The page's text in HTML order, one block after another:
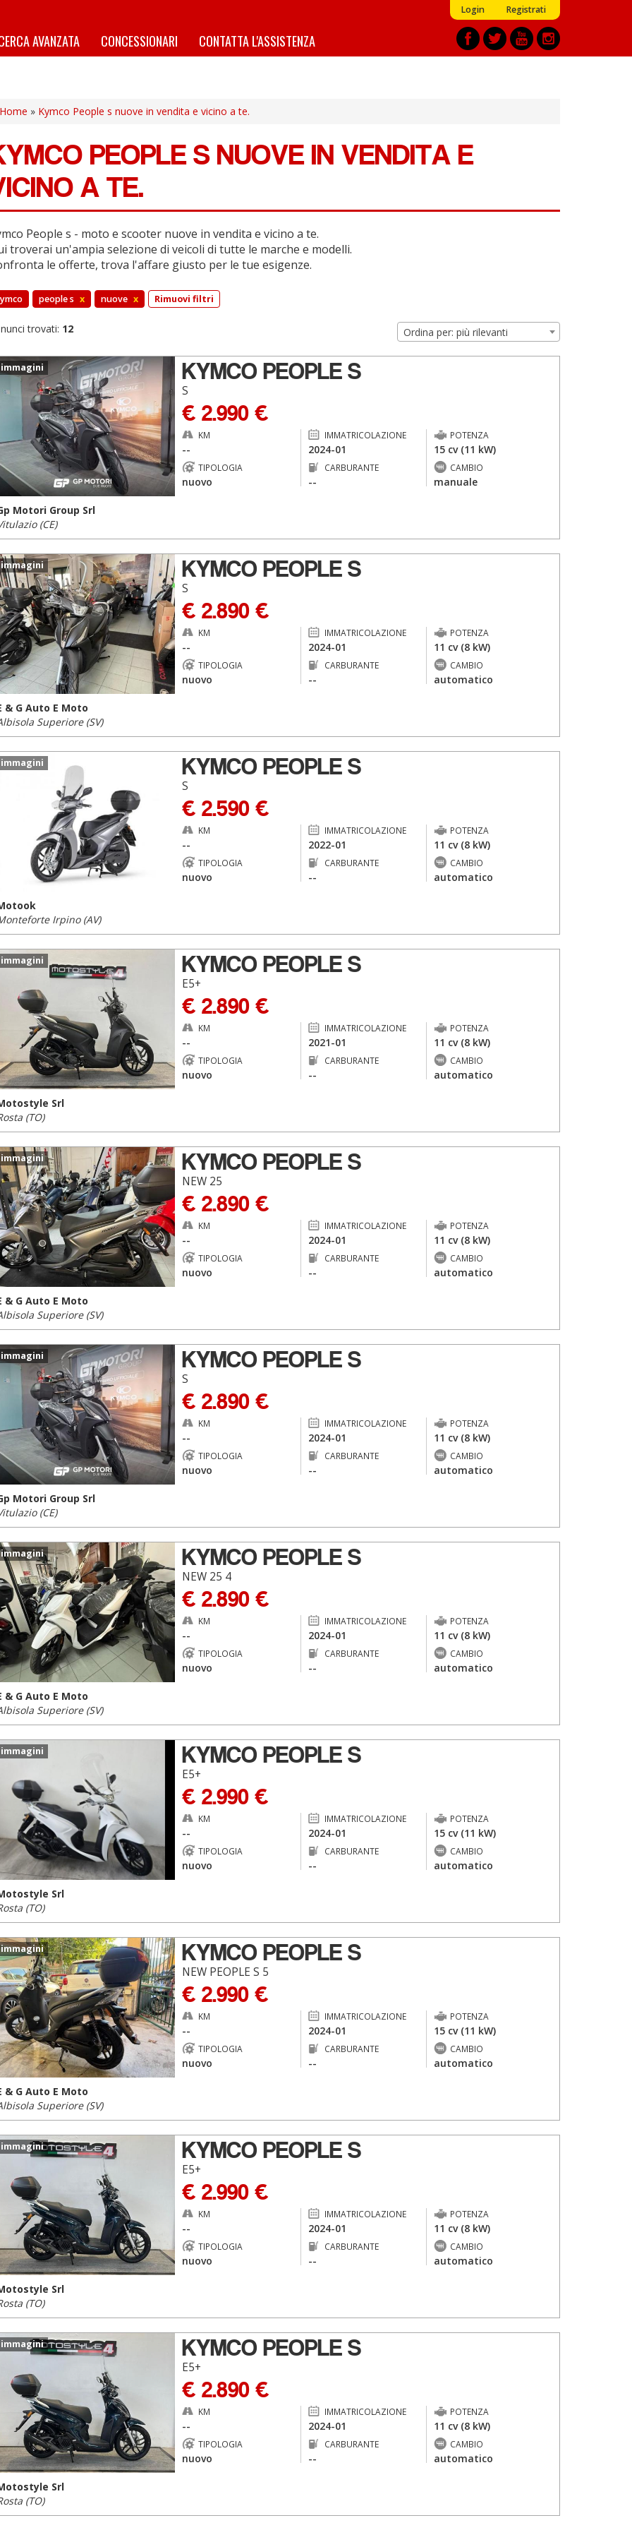
Login Registrati
AVANZATA CONCESSIONARI CONTATTA L'ASSISTENZA
Home » Kymco People s nuove in vendita e vicino a te.
PEOPLE S NUOVE IN VENDITA E
A TE.
People s - moto e scooter nuove in vendita e vicino a te.
troverai un'ampia selezione di veicoli di tutte le marche e modelli.
le offerte, trova l'affare giusto per le tue esigenze.
people s x nuove x Rimuovi filtri
trovati: 12 Ordina per: più rilevanti
immagini KYMCO PEOPLE S
S
€ 2.990 €
KM
--
IMMATRICOLAZIONE
2024-01
POTENZA
15 cv (11 kW)
TIPOLOGIA
nuovo
CARBURANTE
--
CAMBIO
manuale
Motori Group Srl
(CE)
immagini KYMCO PEOPLE S
S
€ 2.890 €
KM
--
IMMATRICOLAZIONE
2024-01
POTENZA
11 cv (8 kW)
TIPOLOGIA
nuovo
CARBURANTE
--
CAMBIO
automatico
& G Auto E Moto
Superiore (SV)
immagini KYMCO PEOPLE S
S
€ 2.590 €
KM
--
IMMATRICOLAZIONE
2022-01
POTENZA
11 cv (8 kW)
TIPOLOGIA
nuovo
CARBURANTE
--
CAMBIO
automatico
Irpino (AV)
immagini KYMCO PEOPLE S
E5+
€ 2.890 €
KM
--
IMMATRICOLAZIONE
2021-01
POTENZA
11 cv (8 kW)
TIPOLOGIA
nuovo
CARBURANTE
--
CAMBIO
automatico
Srl
(TO)
immagini KYMCO PEOPLE S
NEW 25
€ 2.890 €
KM
--
IMMATRICOLAZIONE
2024-01
POTENZA
11 cv (8 kW)
TIPOLOGIA
nuovo
CARBURANTE
--
CAMBIO
automatico
& G Auto E Moto
Superiore (SV)
immagini KYMCO PEOPLE S
S
€ 2.890 €
KM
--
IMMATRICOLAZIONE
2024-01
POTENZA
11 cv (8 kW)
TIPOLOGIA
nuovo
CARBURANTE
--
CAMBIO
automatico
Motori Group Srl
(CE)
immagini KYMCO PEOPLE S
NEW 25 4
€ 2.890 €
KM
--
IMMATRICOLAZIONE
2024-01
POTENZA
11 cv (8 kW)
TIPOLOGIA
nuovo
CARBURANTE
--
CAMBIO
automatico
& G Auto E Moto
Superiore (SV)
immagini KYMCO PEOPLE S
E5+
€ 2.990 €
KM
--
IMMATRICOLAZIONE
2024-01
POTENZA
15 cv (11 kW)
TIPOLOGIA
nuovo
CARBURANTE
--
CAMBIO
automatico
Srl
(TO)
immagini KYMCO PEOPLE S
NEW PEOPLE S 5
€ 2.990 €
KM
--
IMMATRICOLAZIONE
2024-01
POTENZA
15 cv (11 kW)
TIPOLOGIA
nuovo
CARBURANTE
--
CAMBIO
automatico
& G Auto E Moto
Superiore (SV)
immagini KYMCO PEOPLE S
E5+
€ 2.990 €
KM
--
IMMATRICOLAZIONE
2024-01
POTENZA
11 cv (8 kW)
TIPOLOGIA
nuovo
CARBURANTE
--
CAMBIO
automatico
Srl
(TO)
immagini KYMCO PEOPLE S
E5+
€ 2.890 €
KM
--
IMMATRICOLAZIONE
2024-01
POTENZA
11 cv (8 kW)
TIPOLOGIA
nuovo
CARBURANTE
--
CAMBIO
automatico
Srl
(TO)